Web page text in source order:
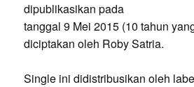
dipublikasikan pada
tanggal 9 Mei 2015 (10 tahun
diciptakan oleh Roby Satria.
Single ini didistribusikan oleh